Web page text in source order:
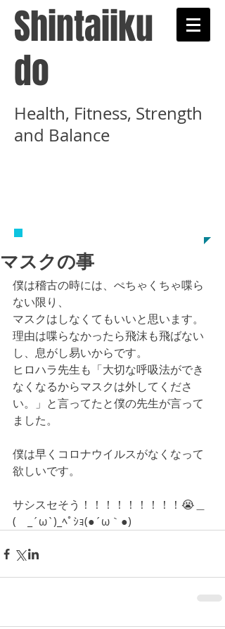
Shintaiiku
do
Health, Fitness, Strength
and Balance
マスクの事
僕は稽古の時には、ぺちゃくちゃ喋ら
ない限り、
マスクはしなくてもいいと思います。
理由は喋らなかったら飛沫も飛ばない
し、息がし易いからです。
ヒロハラ先生も「大切な呼吸法ができ
なくなるからマスクは外してくださ
い。」と言ってたと僕の先生が言って
ました。
僕は早くコロナウイルスがなくなって
欲しいです。
サシスセそう！！！！！！！！！😭＿
(　_´ω`)_ﾍﾟｼｮ(●´ω｀●)